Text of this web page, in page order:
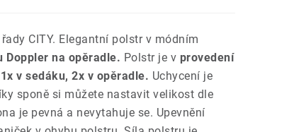
řady CITY. Elegantní polstr v módním
Doppler na opěradle. Polstr je v provedení
v sedáku, 2x v opěradle. Uchycení je
sponě si můžete nastavit velikost dle
je pevná a nevytahuje se. Upevnění